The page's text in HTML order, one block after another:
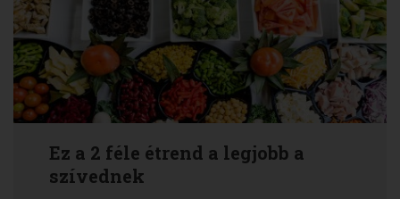
Ez a 2 féle étrend a legjobb a
szívednek